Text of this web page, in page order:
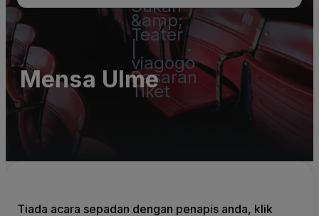
Sukan
&amp;
Teater
viagogo
Pasaran
Tiket
Mensa Ulme
Tiada acara sepadan dengan penapis anda, klik